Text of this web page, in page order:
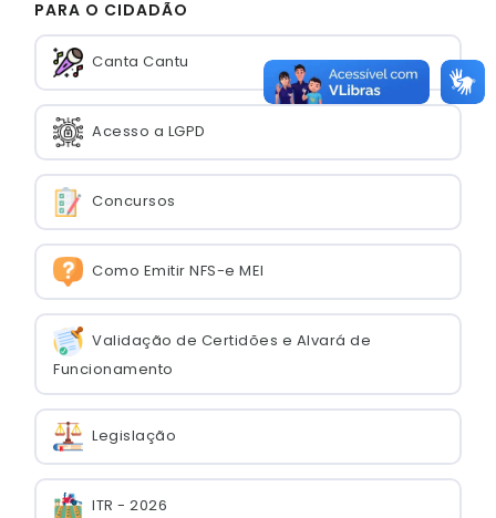
PARA O CIDADÃO
Canta Cantu
Acesso a LGPD
Concursos
Como Emitir NFS-e MEI
Validação de Certidões e Alvará de
Funcionamento
Legislação
ITR - 2026